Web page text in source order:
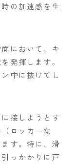
の加速感を生
において、キ
発揮します。
中に抜けてし
接しようとす
ロッカーな
す。特に、滑
っかかりに戸